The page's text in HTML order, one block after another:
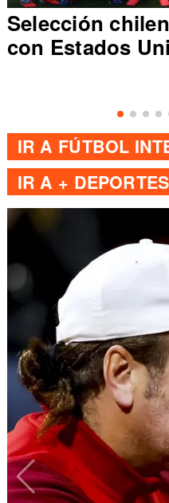
Selección
con Estados
IR A FÚTBOL
IR A + DEPORTES